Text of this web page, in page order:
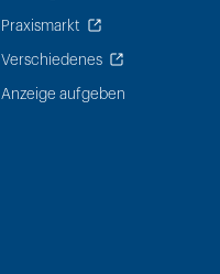
Praxismarkt
Verschiedenes
Anzeige aufgeben